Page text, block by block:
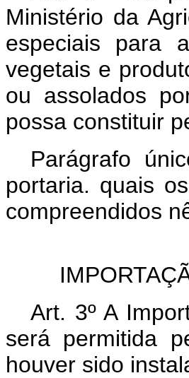
Ministério da
especiais para
vegetais e
ou assolados
possa constituir
Parágrafo
portaria. quais
compreendidos
Art. 3º A
será permitida
houver sido